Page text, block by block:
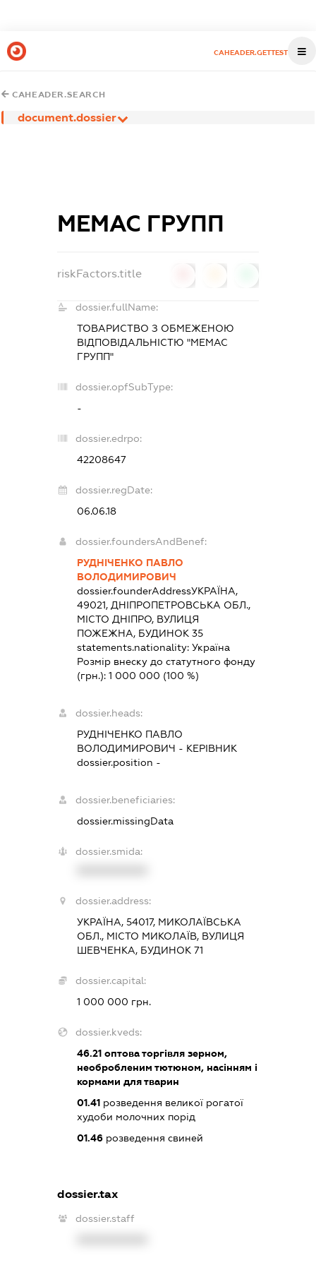
CAHEADER.GETTEST
CAHEADER.SEARCH
document.dossier
МЕМАС ГРУПП
riskFactors.title
dossier.fullName:
ТОВАРИСТВО З ОБМЕЖЕНОЮ
ВІДПОВІДАЛЬНІСТЮ "МЕМАС
ГРУПП"
dossier.opfSubType:
-
dossier.edrpo:
42208647
dossier.regDate:
06.06.18
dossier.foundersAndBenef:
РУДНІЧЕНКО ПАВЛО
ВОЛОДИМИРОВИЧ
dossier.founderAddressУКРАЇНА,
49021, ДНІПРОПЕТРОВСЬКА ОБЛ.,
МІСТО ДНІПРО, ВУЛИЦЯ
ПОЖЕЖНА, БУДИНОК 35
statements.nationality:Україна
Розмір внеску до статутного фонду
(грн.):1 000 000 (100 %)
dossier.heads:
РУДНІЧЕНКО ПАВЛО
ВОЛОДИМИРОВИЧ - КЕРІВНИК
dossier.position -
dossier.beneficiaries:
dossier.missingData
dossier.smida:
dossier.address:
УКРАЇНА, 54017, МИКОЛАЇВСЬКА
ОБЛ., МІСТО МИКОЛАЇВ, ВУЛИЦЯ
ШЕВЧЕНКА, БУДИНОК 71
dossier.capital:
1 000 000 грн.
dossier.kveds:
46.21 оптова торгівля зерном,
необробленим тютюном, насінням і
кормами для тварин
01.41 розведення великої рогатої
худоби молочних порід
01.46 розведення свиней
dossier.tax
dossier.staff